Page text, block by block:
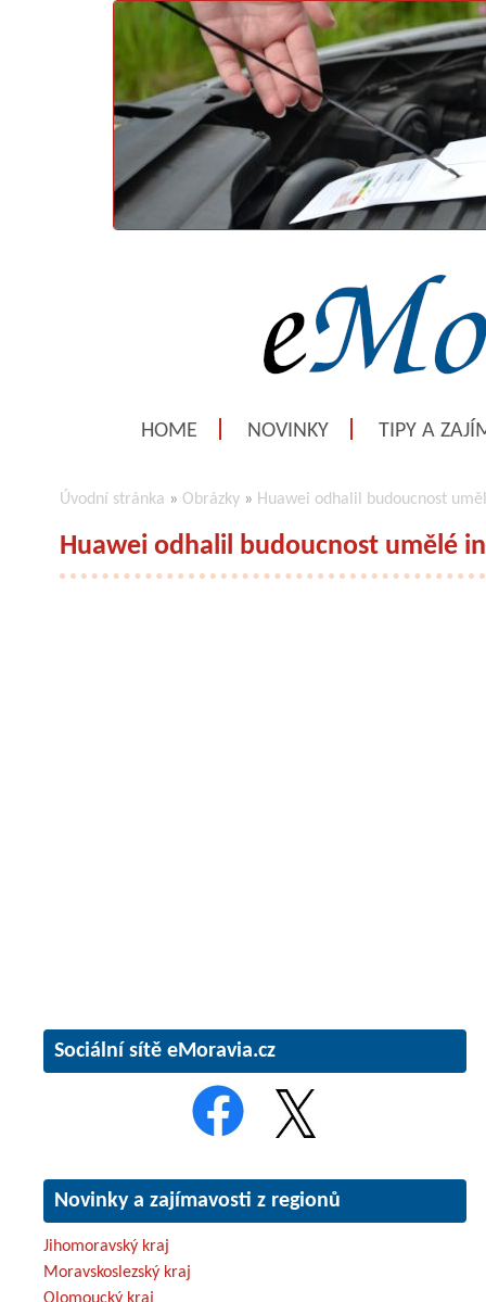
HOME NOVINKY TIPY A
Úvodní stránka » Obrázky » Huawei odhalil budoucnost
Huawei odhalil budoucnost umělé
Sociální sítě eMoravia.cz
Novinky a zajímavosti z regionů
Jihomoravský kraj
Moravskoslezský kraj
Olomoucký kraj